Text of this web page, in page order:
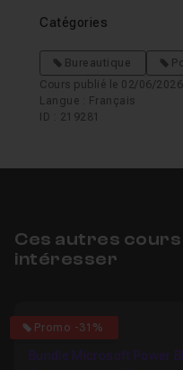
Catégories
Bureautique
Cours publié le 02/06/2026
Langue : Français
ID : 219281
Ces autres
intéresser
Promo -31%
5
Bundle Microsoft Power